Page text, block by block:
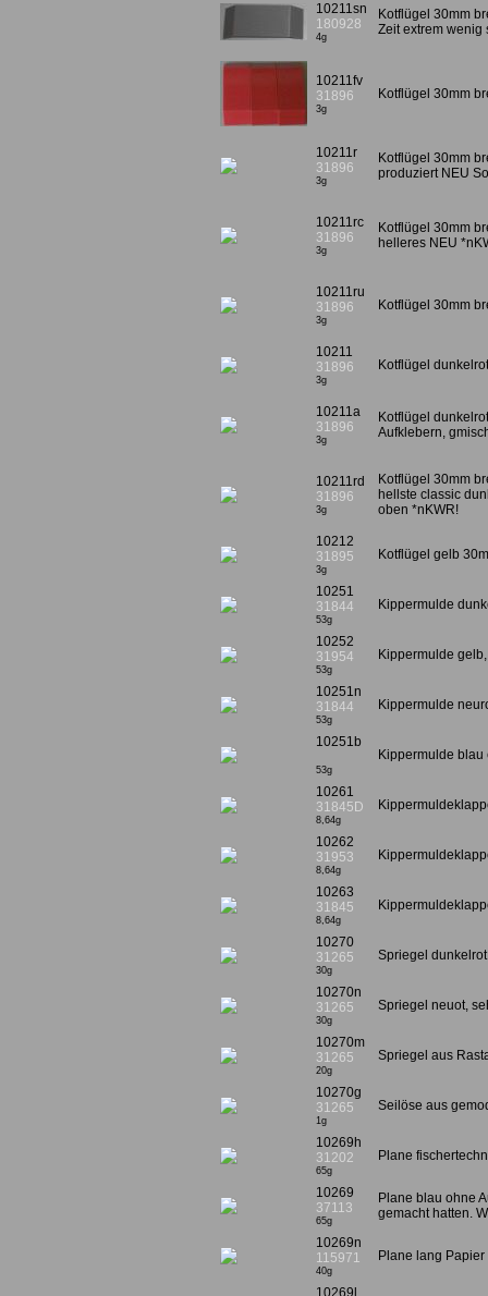
10211sn
180928
4g
Kotflügel 30mm
Zeit extrem wenig
10211fv
31896
3g
Kotflügel 30mm
10211r
31896
3g
Kotflügel 30mm
produziert NEU
10211rc
31896
3g
Kotflügel 30mm
helleres NEU
10211ru
31896
3g
Kotflügel 30mm
10211
31896
3g
Kotflügel
10211a
31896
3g
Kotflügel
Aufklebern,
10211rd
31896
3g
Kotflügel 30mm
hellste classic
oben *nKWR!
10212
31895
3g
Kotflügel gelb
10251
31844
53g
Kippermulde
10252
31954
53g
Kippermulde
10251n
31844
53g
Kippermulde
10251b
53g
Kippermulde blau
10261
31845D
8,64g
10262
31953
8,64g
10263
31845
8,64g
10270
31265
30g
Spriegel
10270n
31265
30g
Spriegel neuot,
10270m
31265
20g
Spriegel aus
10270g
31265
1g
Seilöse aus
10269h
31202
65g
Plane
10269
37113
65g
Plane blau ohne
gemacht hatten.
10269n
115971
40g
Plane lang